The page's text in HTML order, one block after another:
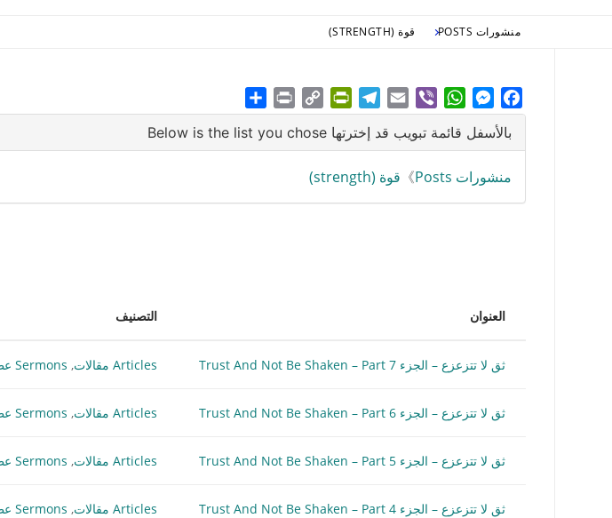
منشورات POSTS قوة (STRENGTH)
Facebook
Messenger
WhatsApp
Viber
Email
Telegram
PrintFriendly
Copy
Link
Print
بالأسفل قائمة تبويب قد إخترتها Below is the list you chose
منشورات Posts 》 قوة (strength)
العنوان التصنيف
ثق لا تتزعزع – الجزء 7 Trust And Not Be Shaken – Part Articles مقالات , Sermons عظات
ثق لا تتزعزع – الجزء 6 Trust And Not Be Shaken – Part Articles مقالات , Sermons عظات
ثق لا تتزعزع – الجزء 5 Trust And Not Be Shaken – Part Articles مقالات , Sermons عظات
ثق لا تتزعزع – الجزء 4 Trust And Not Be Shaken – Part Articles مقالات , Sermons عظات